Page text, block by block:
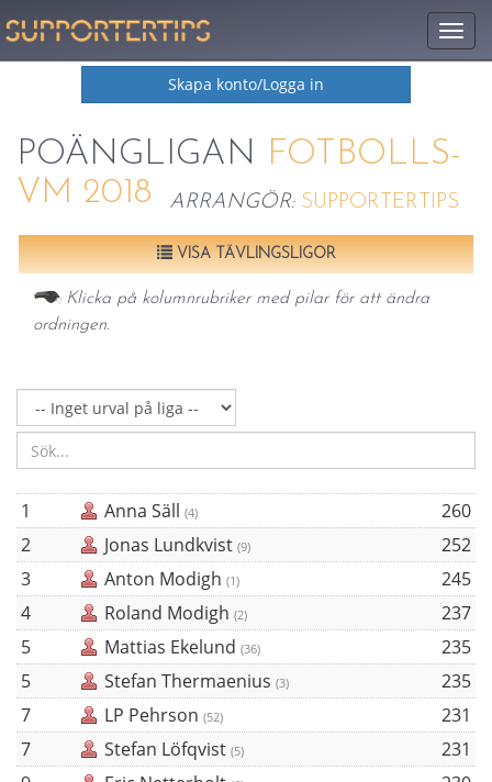
Skapa konto/Logga in
POÄNGLIGAN FOTBOLLS-
VM 2018
ARRANGÖR: SUPPORTERTIPS
VISA TÄVLINGSLIGOR
Klicka på kolumnrubriker med pilar för att ändra
ordningen.
1 Anna Säll (4)
260
2
Jonas Lundkvist (9)
252
3
Anton Modigh (1)
245
4
Roland Modigh (2)
237
5
Mattias Ekelund (36)
235
5
Stefan Thermaenius (3)
235
7
LP Pehrson (52)
231
7
Stefan Löfqvist (5)
231